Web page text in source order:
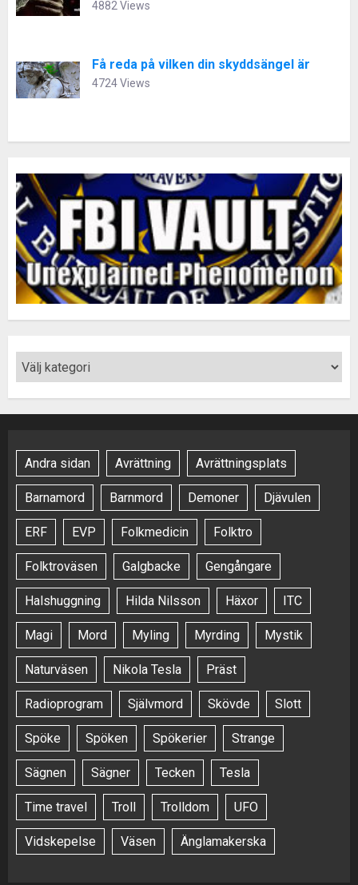
4882 Views
Få reda på vilken din skyddsängel är
4724 Views
Andra sidan Avrättning Avrättningsplats
Barnamord Barnmord Demoner Djävulen
ERF EVP Folkmedicin Folktro
Folktroväsen Galgbacke Gengångare
Halshuggning Hilda Nilsson Häxor ITC
Magi Mord Myling Myrding Mystik
Naturväsen Nikola Tesla Präst
Radioprogram Självmord Skövde Slott
Spöke Spöken Spökerier Strange
Sägnen Sägner Tecken Tesla
Time travel Troll Trolldom UFO
Vidskepelse Väsen Änglamakerska